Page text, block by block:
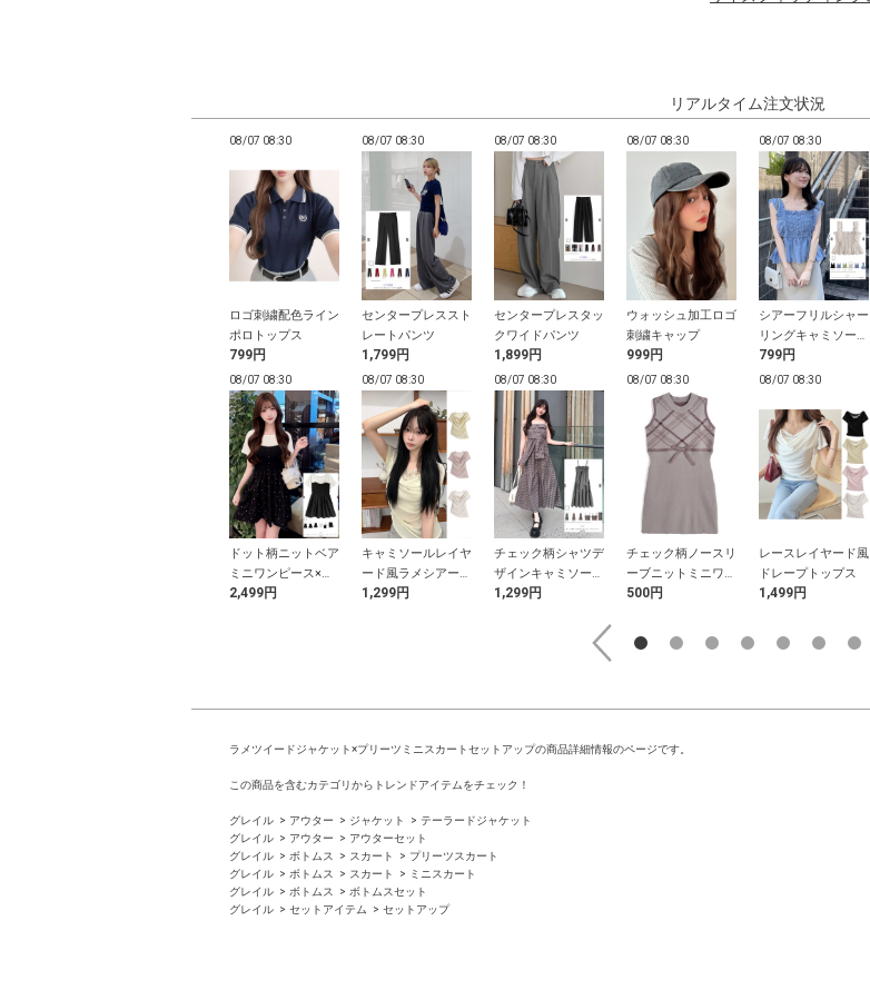
リアルタイム注文状況
08/07 08:30
ロゴ刺繍配色ライン
ポロトップス
799円
08/07 08:30
センタープレススト
レートパンツ
1,799円
08/07 08:30
センタープレスタッ
クワイドパンツ
1,899円
08/07 08:30
ウォッシュ加工ロゴ
刺繍キャップ
999円
08/07 08:30
シアーフリルシャー
リングキャミソール
トップス
799円
08/07 08:30
ドット柄ニットベア
ミニワンピース×ベ
ーシックTシャツセ
2,499円
08/07 08:30
キャミソールレイヤ
ード風ラメシアード
レープトップス
1,299円
08/07 08:30
チェック柄シャツデ
ザインキャミソール
ワンピース
1,299円
08/07 08:30
チェック柄ノースリ
ーブニットミニワン
ピース
500円
08/07 08:30
レースレイヤード風
ドレープトップス
1,499円
ラメツイードジャケット×プリーツミニスカートセットアップの商品詳細情報のページです。
この商品を含むカテゴリからトレンドアイテムをチェック！
グレイル アウター ジャケット
テーラードジャケット
グレイル
アウター
アウターセット
グレイル
ボトムス スカート
プリーツスカート
グレイル
ボトムス スカート
ミニスカート
グレイル
ボトムス
ボトムスセット
グレイル
セットアイテム セットアップ